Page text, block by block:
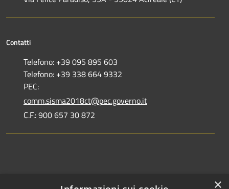
Contatti
Telefono: +39 095 895 603
Telefono: +39 338 664 9332
PEC:
comm.sisma2018ct@pec.governo.it
C.F.: 900 657 30 872
×